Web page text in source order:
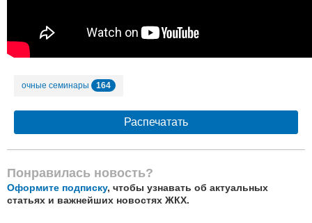
очные семинары 164
Распечатать
Понравилась новость?
Оформите подписку, чтобы узнавать об актуальных
статьях и важнейших новостях ЖКХ.